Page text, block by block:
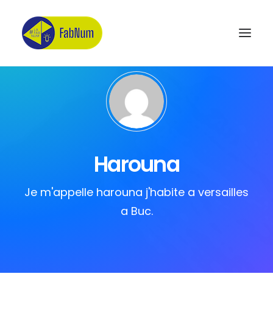
Recherche
Harouna
Je m'appelle harouna j'habite a versailles
a Buc.